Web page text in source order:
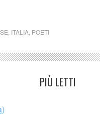
ITALIA POETI
PIÙ LETTI